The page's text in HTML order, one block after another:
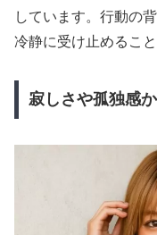
しています。行動の
冷静に受け止めること
寂しさや孤独感